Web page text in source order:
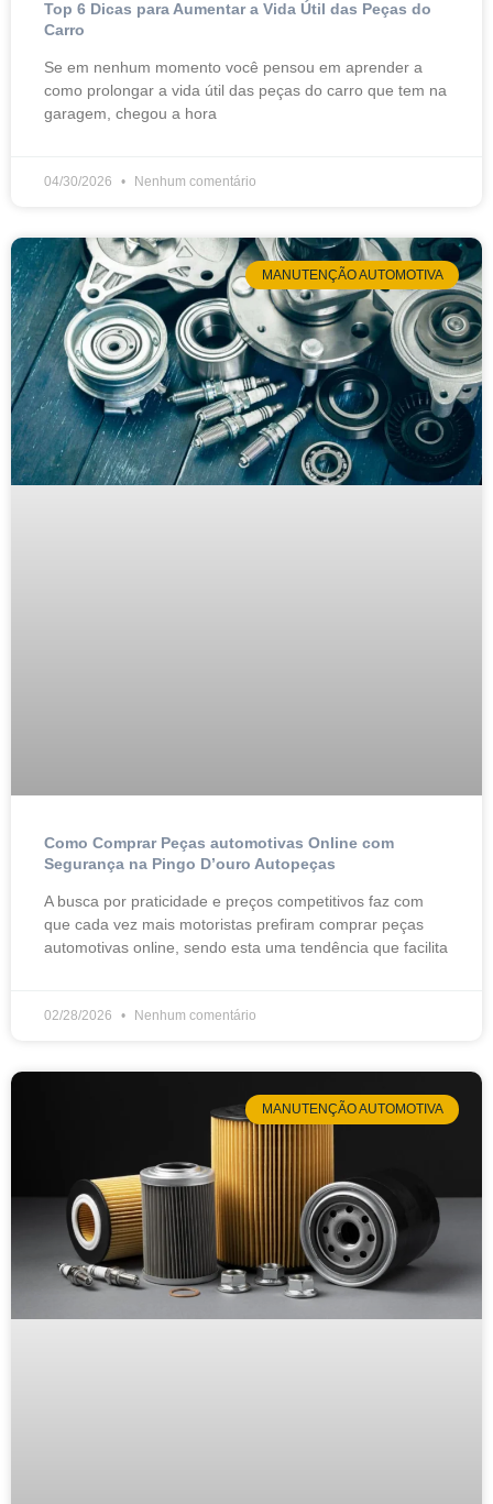
Top 6 Dicas para Aumentar a Vida Útil das Peças do
Carro
Se em nenhum momento você pensou em aprender a
como prolongar a vida útil das peças do carro que tem na
garagem, chegou a hora
04/30/2026 Nenhum comentário
MANUTENÇÃO AUTOMOTIVA
Como Comprar Peças automotivas Online com
Segurança na Pingo D’ouro Autopeças
A busca por praticidade e preços competitivos faz com
que cada vez mais motoristas prefiram comprar peças
automotivas online, sendo esta uma tendência que facilita
02/28/2026 Nenhum comentário
MANUTENÇÃO AUTOMOTIVA